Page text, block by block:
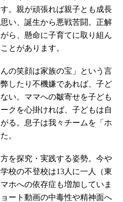
。親が頑張れば親子とも成長
い、誕生から悪戦苦闘。正解
ら、懸命に子育てに取り組ん
とがあります。
の笑顔は家族の宝」という言
したり不機嫌であれば、子ど
い。ママへの皺寄せを子ども
クを心掛ければ、子どもは自
る。息子は我々チームを「ホ
。
を探究・実践する姿勢。今や
校の不登校は13人に一人（東
ホへの依存症も増加していま
ート動画の中毒性や精神面へ